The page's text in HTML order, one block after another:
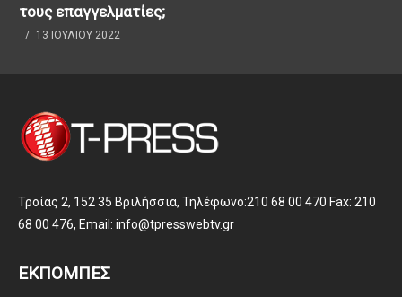
τους επαγγελματίες;
13 ΙΟΥΛΊΟΥ 2022
Τροίας 2, 152 35 Βριλήσσια, Τηλέφωνο:210 68 00 470 Fax: 210
68 00 476, Email: info@tpresswebtv.gr
ΕΚΠΟΜΠΕΣ